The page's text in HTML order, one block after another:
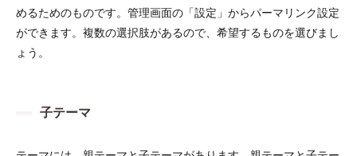
めるためのものです。管理画面の「設定」からパーマリンク設定
ができます。複数の選択肢があるので、希望するものを選びまし
ょう。
子テーマ